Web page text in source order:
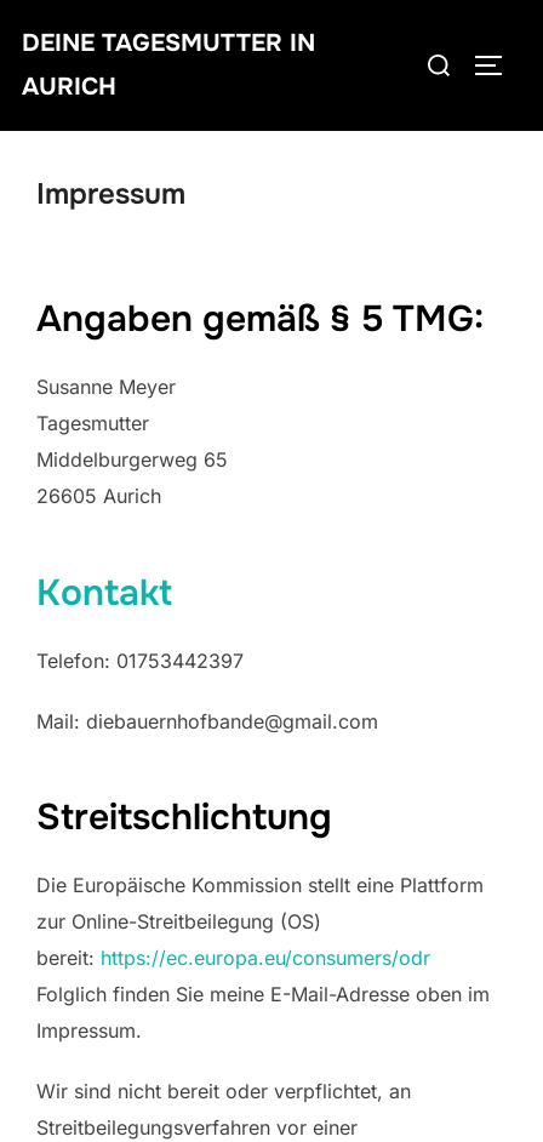
Inhalten
springen
DEINE TAGESMUTTER IN
AURICH
Suchen
Impressum
Angaben gemäß § 5 TMG:
Susanne Meyer
Tagesmutter
Middelburgerweg 65
26605 Aurich
Kontakt
Telefon: 01753442397
Mail: diebauernhofbande@gmail.com
Streitschlichtung
Die Europäische Kommission stellt eine Plattform
zur Online-Streitbeilegung (OS)
bereit: https://ec.europa.eu/consumers/odr
Folglich finden Sie meine E-Mail-Adresse oben im
Impressum.
Wir sind nicht bereit oder verpflichtet, an
Streitbeilegungsverfahren vor einer